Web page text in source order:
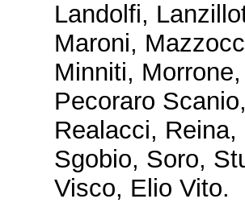
Landolfi,
Maroni,
Minniti,
Pecoraro
Realacci,
Sgobio, Soro,
Visco, Elio Vito.